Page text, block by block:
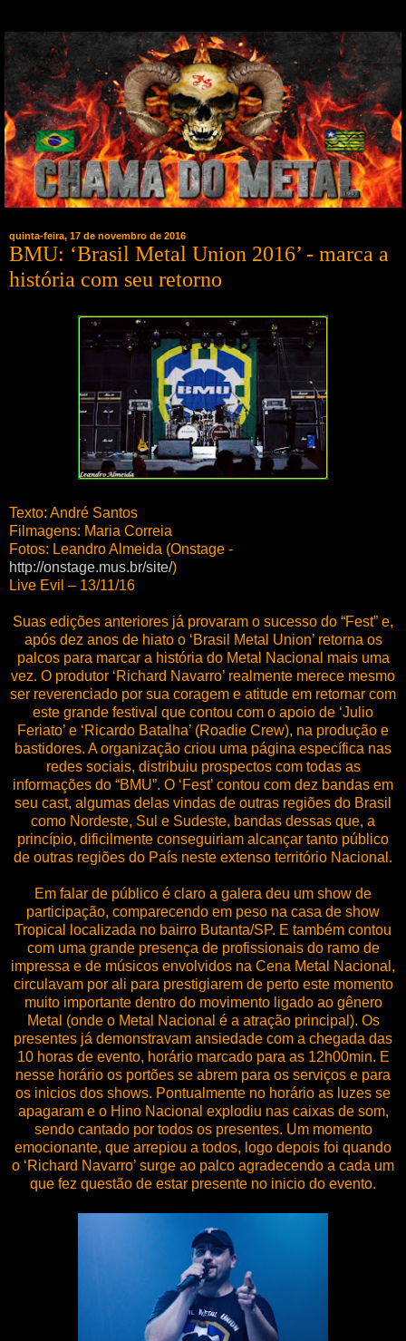
quinta-feira, 17 de novembro de 2016
BMU: ‘Brasil Metal Union 2016’ - marca a
história com seu retorno
Texto: André Santos
Filmagens: Maria Correia
Fotos: Leandro Almeida (Onstage -
http://onstage.mus.br/site/)
Live Evil – 13/11/16
Suas edições anteriores já provaram o sucesso do “Fest” e,
após dez anos de hiato o ‘Brasil Metal Union’ retorna os
palcos para marcar a história do Metal Nacional mais uma
vez. O produtor ‘Richard Navarro’ realmente merece mesmo
ser reverenciado por sua coragem e atitude em retornar com
este grande festival que contou com o apoio de ‘Julio
Feriato’ e ‘Ricardo Batalha’ (Roadie Crew), na produção e
bastidores. A organização criou uma página específica nas
redes sociais, distribuiu prospectos com todas as
informações do “BMU”. O ‘Fest’ contou com dez bandas em
seu cast, algumas delas vindas de outras regiões do Brasil
como Nordeste, Sul e Sudeste, bandas dessas que, a
princípio, dificilmente conseguiriam alcançar tanto público
de outras regiões do País neste extenso território Nacional.
Em falar de público é claro a galera deu um show de
participação, comparecendo em peso na casa de show
Tropical localizada no bairro Butanta/SP. E também contou
com uma grande presença de profissionais do ramo de
impressa e de músicos envolvidos na Cena Metal Nacional,
circulavam por ali para prestigiarem de perto este momento
muito importante dentro do movimento ligado ao gênero
Metal (onde o Metal Nacional é a atração principal). Os
presentes já demonstravam ansiedade com a chegada das
10 horas de evento, horário marcado para as 12h00min. E
nesse horário os portões se abrem para os serviços e para
os inicios dos shows. Pontualmente no horário as luzes se
apagaram e o Hino Nacional explodiu nas caixas de som,
sendo cantado por todos os presentes. Um momento
emocionante, que arrepiou a todos, logo depois foi quando
o ‘Richard Navarro’ surge ao palco agradecendo a cada um
que fez questão de estar presente no inicio do evento.